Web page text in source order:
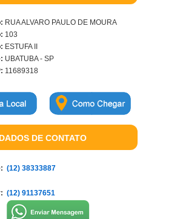
RUA ALVARO PAULO DE MOURA
103
ESTUFA II
UBATUBA - SP
11689318
DADOS DE CONTATO
(12) 38333887
(12) 91137651